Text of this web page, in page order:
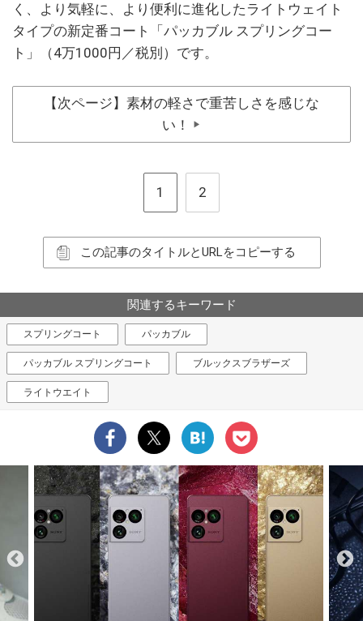
く、より気軽に、より便利に進化したライトウェイト
タイプの新定番コート「パッカブル スプリングコー
ト」（4万1000円／税別）です。
【次ページ】素材の軽さで重苦しさを感じな
い！
▶
1 2
この記事のタイトルとURLをコピーする
関連するキーワード
スプリングコート パッカブル
パッカブル スプリングコート ブルックスブラザーズ
ライトウエイト